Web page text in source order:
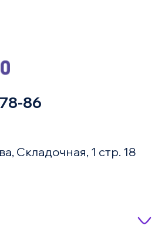
86
Складочная, 1 стр. 18